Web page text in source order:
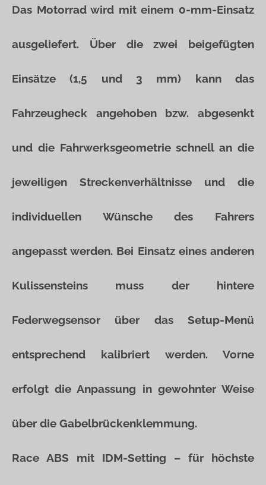
Das Motorrad wird mit einem 0-mm-Einsatz
ausgeliefert. Über die zwei beigefügten
Einsätze (1,5 und 3 mm) kann das
Fahrzeugheck angehoben bzw. abgesenkt
und die Fahrwerksgeometrie schnell an die
jeweiligen Streckenverhältnisse und die
individuellen Wünsche des Fahrers
angepasst werden. Bei Einsatz eines anderen
Kulissensteins muss der hintere
Federwegsensor über das Setup-Menü
entsprechend kalibriert werden. Vorne
erfolgt die Anpassung in gewohnter Weise
über die Gabelbrückenklemmung.
Race ABS mit IDM-Setting – für höchste